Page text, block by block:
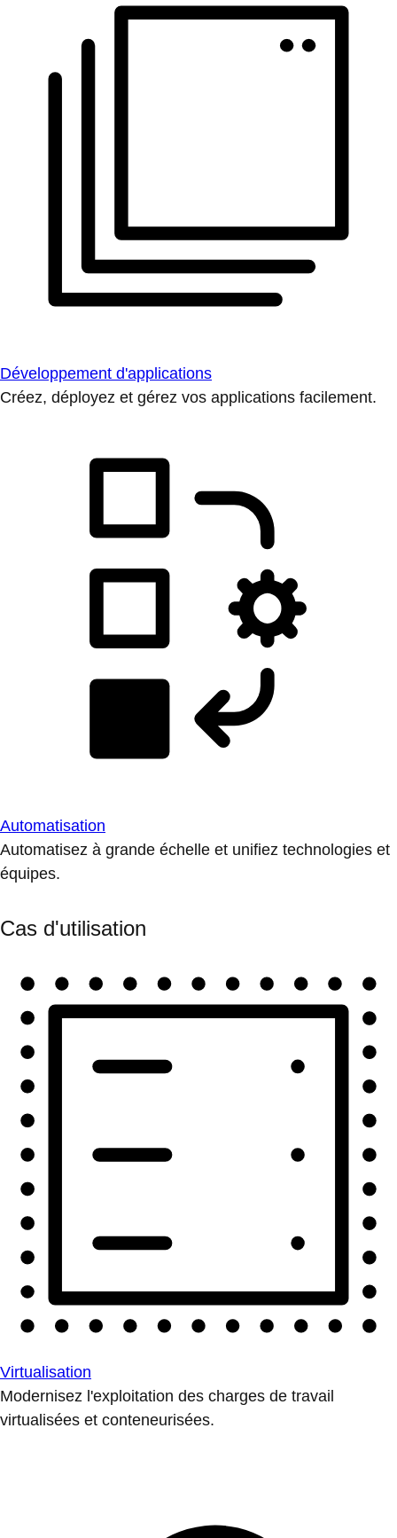
Développement d'applications
Créez, déployez et gérez vos applications facilement.
Automatisation
Automatisez à grande échelle et unifiez technologies et
équipes.
Cas d'utilisation
Virtualisation
Modernisez l'exploitation des charges de travail
virtualisées et conteneurisées.